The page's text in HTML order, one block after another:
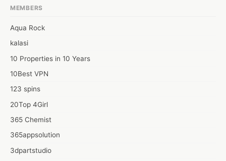
sich wieder wie ein Mann! Meine Lebensgefährtin wird vorher
an, dass sie auch daran teilnimmt. kamagra kaufen
*
MEMBERS
Aqua Rock
kalasi
10 Properties in 10 Years
10Best VPN
123 spins
20Top 4Girl
365 Chemist
365appsolution
3dpartstudio